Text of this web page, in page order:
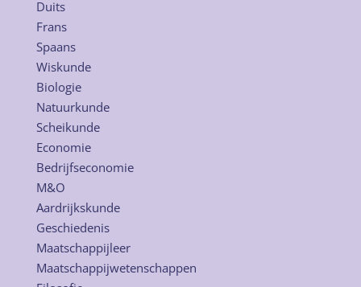
Duits
Frans
Spaans
Wiskunde
Biologie
Natuurkunde
Scheikunde
Economie
Bedrijfseconomie
M&O
Aardrijkskunde
Geschiedenis
Maatschappijleer
Maatschappijwetenschappen